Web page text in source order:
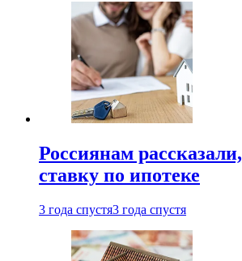
Россиянам
ставку по ипотеке
3 года спустя3 года спустя